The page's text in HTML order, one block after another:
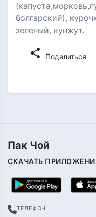
болгарский),
зеленый, кунжут.
share Поделиться
Пак Чой
СКАЧАТЬ
ТЕЛЕФОН